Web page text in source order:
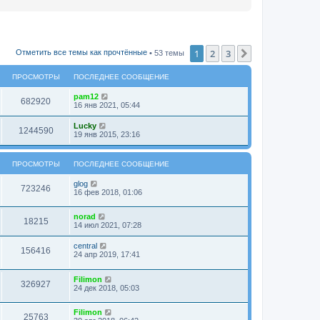
Отметить все темы как прочтённые • 53 темы 1 2 3
ПРОСМОТРЫ ПОСЛЕДНЕЕ СООБЩЕНИЕ
682920
pam12
16 янв 2021, 05:44
1244590
Lucky
19 янв 2015, 23:16
ПРОСМОТРЫ ПОСЛЕДНЕЕ СООБЩЕНИЕ
723246
glog
16 фев 2018, 01:06
18215
norad
14 июл 2021, 07:28
156416
central
24 апр 2019, 17:41
326927
Filimon
24 дек 2018, 05:03
25763
Filimon